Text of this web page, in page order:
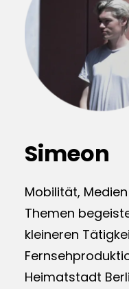
Simeon
Mobilität,
Themen
kleineren
Heimatstadt